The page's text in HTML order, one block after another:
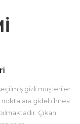
gizli müşteriler
noktalara gidebilmesi
Çıkan